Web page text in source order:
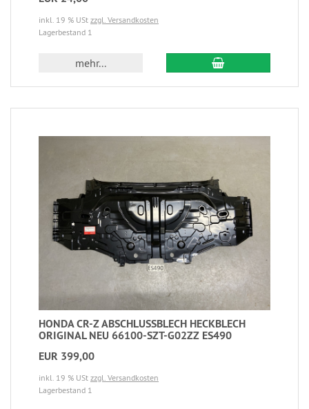
inkl. 19 % USt zzgl. Versandkosten
Lagerbestand 1
mehr...
HONDA CR-Z ABSCHLUSSBLECH HECKBLECH
ORIGINAL NEU 66100-SZT-G02ZZ ES490
EUR 399,00
inkl. 19 % USt zzgl. Versandkosten
Lagerbestand 1